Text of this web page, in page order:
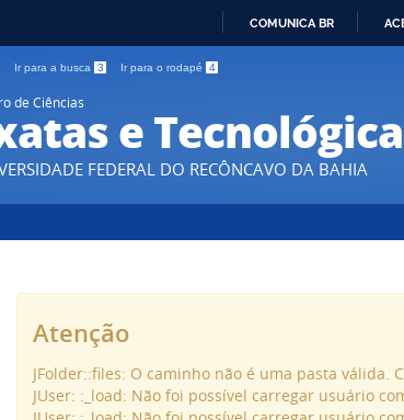
CONTEÚDO
COMUNICA BR
Ir para a busca 3 Ir para o rodapé 4
de Ciências e
FEDERAL DO RECÔNCAVO DA BAHIA
Atenção
JFolder::files: O caminho não é uma pasta válida.
JUser: :_load: Não foi possível carregar usuário